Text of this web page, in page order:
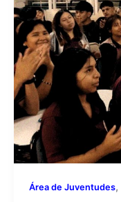
Área de Juventudes,